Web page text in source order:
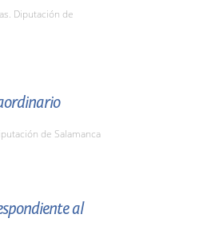
Diputación de
de Salamanca
al